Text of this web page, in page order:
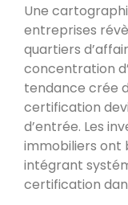
Une
entreprises
quartiers
concentration
tendance crée
certification
d’entrée. Les
immobiliers ont
intégrant
certification